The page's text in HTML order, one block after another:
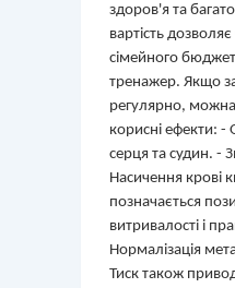
здоров'я та
вартість
сімейного
тренажер. Якщо
регулярно,
корисні ефекти: -
серця та судин. -
Насичення крові
позначається
витривалості і
Нормалізація
Тиск також